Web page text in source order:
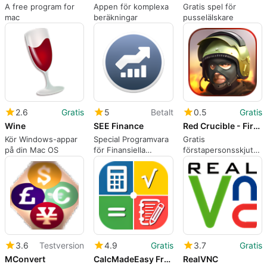
A free program for
mac
Appen för komplexa
beräkningar
Gratis spel för
pusselälskare
2.6
Gratis
Wine
Kör Windows-appar
på din Mac OS
5
Betalt
SEE Finance
Special Programvara
för Finansiella
Trollkarlar
0.5
Gratis
Red Crucible - Firestorm
Gratis
för smartphones
3.6
Testversion
MConvert
4.9
Gratis
CalcMadeEasy Free - Scientific Calculator + Auto Notes
3.7
Gratis
RealVNC